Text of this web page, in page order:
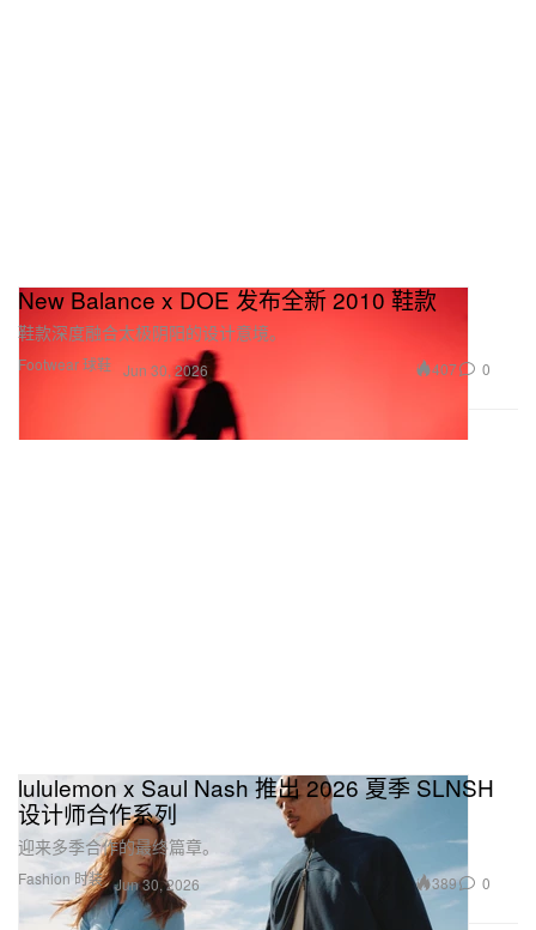
Footwear 球鞋
New Balance x DOE 发布全新 2010 鞋款
鞋款深度融合太极阴阳的设计意境。
Jun 30, 2026 407 0
Fashion 时装
lululemon x Saul Nash 推出 2026 夏季 SLNSH
设计师合作系列
迎来多季合作的最终篇章。
Jun 30, 2026 389 0